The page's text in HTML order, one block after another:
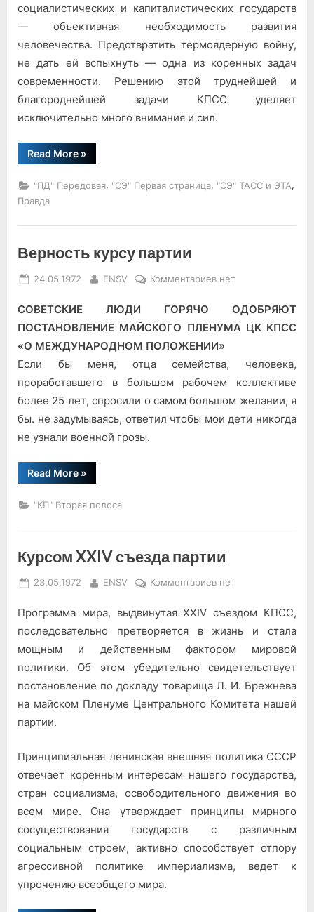
социалистических и капиталистических государств
— объективная необходимость развития
человечества. Предотвратить термоядерную войну,
не дать ей вспыхнуть — одна из коренных задач
современности. Решению этой труднейшей и
благороднейшей задачи КПСС уделяет
исключительно много внимания и сил.
Read More“На
благо
и
безопасности”
»
"ПД" Передовая, "СЭ" Первая страница, "СЭ" ТАСС и ЭТА,
Правда
Верность курсу партии
Posted
24.05.1972 By
ENSV Комментариевк
Верность
курсу
партии
нет
СОВЕТСКИЕ ЛЮДИ ГОРЯЧО ОДОБРЯЮТ
ПОСТАНОВЛЕНИЕ МАЙСКОГО ПЛЕНУМА ЦК КПСС
«О МЕЖДУНАРОДНОМ ПОЛОЖЕНИИ»
Если бы меня, отца семейства, человека,
проработавшего в большом рабочем коллективе
более 25 лет, спросили о самом большом желании, я
бы. не задумываясь, ответил чтобы мои дети никогда
не узнали военной грозы.
Read More“Верность
курсу
»
"КП" Вторая полоса
Курсом XXIV съезда партии
Posted
23.05.1972 By
ENSV Комментариевк
Курсом
XXIV
нет
Программа мира, выдвину­тая XXIV съездом КПСС,
последовательно претворяет­ся в жизнь и стала
мощным и действенным фактором мировой
политики. Об этом убедительно свидетельствует
постановление по докладу товарища Л. И. Брежнева
на майском Пленуме Централь­ного Комитета нашей
пар­тии.
Принципиальная ленин­ская внешняя политика СССР
отвечает коренным интересам нашего государст­ва,
стран социализма, осво­бодительного движения во
всем мире. Она утверждает принципы мирного
сосущест­вования государств с раз­личным
социальным строем, активно способствует отпору
агрессивной политике импе­риализма, ведет к
упроче­нию всеобщего мира.